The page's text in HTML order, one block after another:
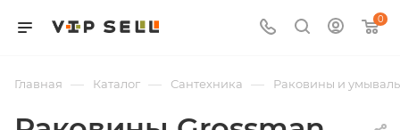
0
Главная — Каталог — Сантехника — Раковины и